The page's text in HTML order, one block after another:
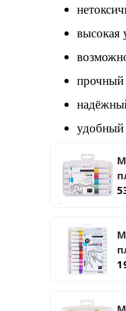
высокая
прочный
удобный